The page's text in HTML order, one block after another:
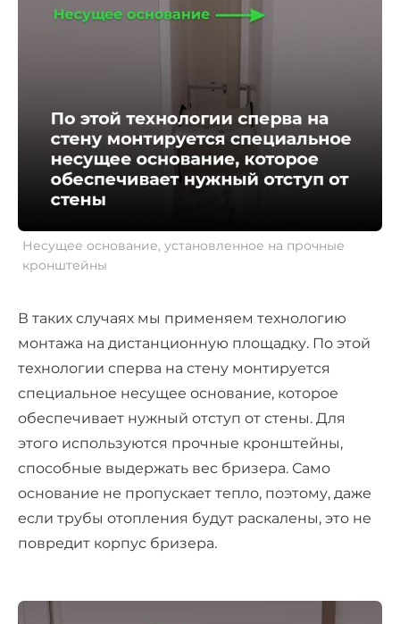
Несущее основание, установленное на прочные
кронштейны
В таких случаях мы применяем технологию
монтажа на дистанционную площадку. По этой
технологии сперва на стену монтируется
специальное несущее основание, которое
обеспечивает нужный отступ от стены. Для
этого используются прочные кронштейны,
способные выдержать вес бризера. Само
основание не пропускает тепло, поэтому, даже
если трубы отопления будут раскалены, это не
повредит корпус бризера.